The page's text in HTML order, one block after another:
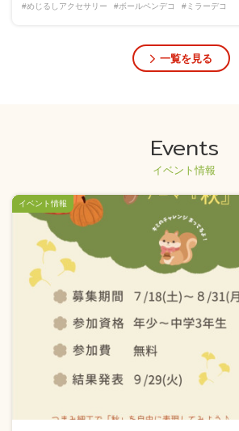
#めじるしアクセサリー #ボールペンデコ #ミラーデコ
一覧を見る
Events
イベント情報
イベント情報